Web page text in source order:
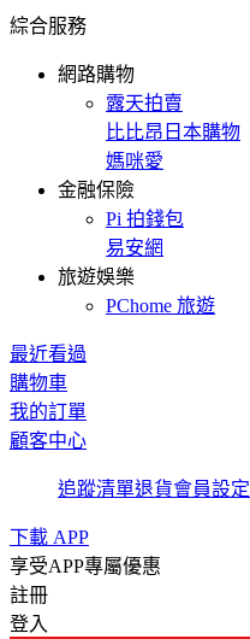
綜合服務
網路購物
露天拍賣
比比昂日本購物
媽咪愛
金融保險
Pi 拍錢包
易安網
旅遊娛樂
PChome 旅遊
最近看過
購物車
我的訂單
顧客中心
追蹤清單退貨會員設定
下載 APP
享受APP專屬優惠
註冊
登入